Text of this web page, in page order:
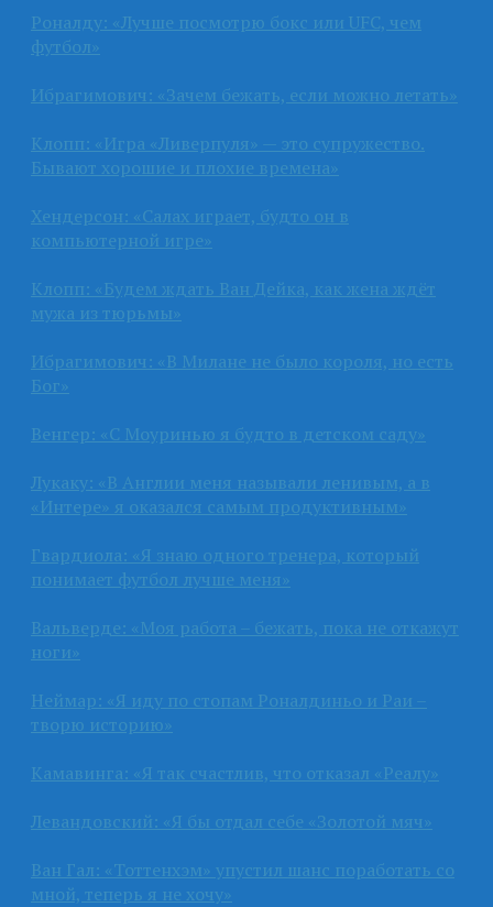
Роналду: «Лучше посмотрю бокс или UFC, чем
футбол»
Ибрагимович: «Зачем бежать, если можно летать»
Клопп: «Игра «Ливерпуля» — это супружество.
Бывают хорошие и плохие времена»
Хендерсон: «Салах играет, будто он в
компьютерной игре»
Клопп: «Будем ждать Ван Дейка, как жена ждёт
мужа из тюрьмы»
Ибрагимович: «В Милане не было короля, но есть
Бог»
Венгер: «С Моуринью я будто в детском саду»
Лукаку: «В Англии меня называли ленивым, а в
«Интере» я оказался самым продуктивным»
Гвардиола: «Я знаю одного тренера, который
понимает футбол лучше меня»
Вальверде: «Моя работа – бежать, пока не откажут
ноги»
Неймар: «Я иду по стопам Роналдиньо и Раи –
творю историю»
Камавинга: «Я так счастлив, что отказал «Реалу»
Левандовский: «Я бы отдал себе «Золотой мяч»
Ван Гал: «Тоттенхэм» упустил шанс поработать со
мной, теперь я не хочу»